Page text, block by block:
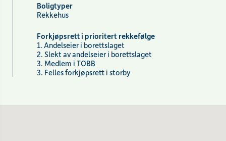
Boligtyper
Rekkehus
Forkjøpsrett i prioritert rekkefølge
1. Andelseier i borettslaget
2. Slekt av andelseier i borettslaget
3. Medlem i TOBB
3. Felles forkjøpsrett i storby